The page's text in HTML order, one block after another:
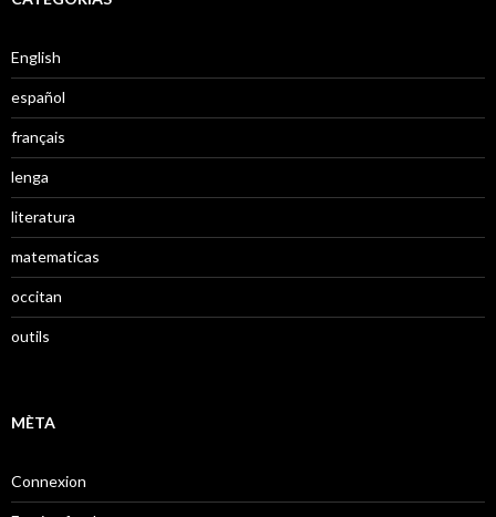
English
español
français
lenga
literatura
matematicas
occitan
outils
MÈTA
Connexion